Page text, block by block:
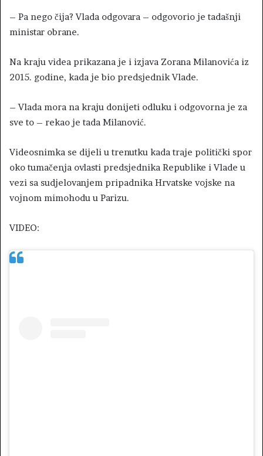
– Pa nego čija? Vlada odgovara – odgovorio je tadašnji
ministar obrane.
Na kraju videa prikazana je i izjava Zorana Milanovića iz
2015. godine, kada je bio predsjednik Vlade.
– Vlada mora na kraju donijeti odluku i odgovorna je za
sve to – rekao je tada Milanović.
Videosnimka se dijeli u trenutku kada traje politički spor
oko tumačenja ovlasti predsjednika Republike i Vlade u
vezi sa sudjelovanjem pripadnika Hrvatske vojske na
vojnom mimohodu u Parizu.
VIDEO: